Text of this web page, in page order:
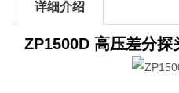
详细介绍
ZP1500D 高压差分